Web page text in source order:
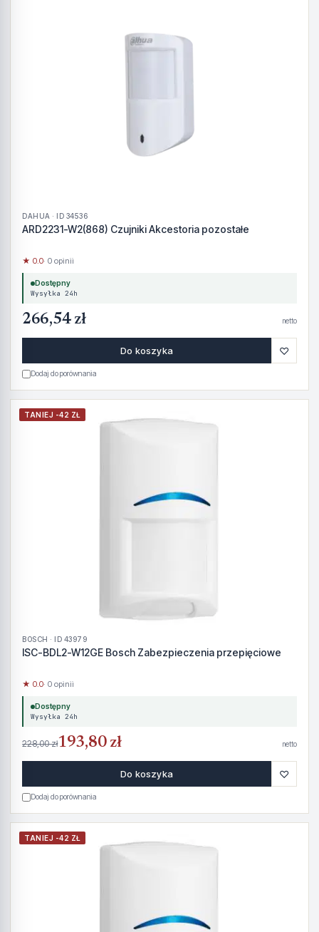
DAHUA · ID 34536
ARD2231-W2(868) Czujniki Akcestoria pozostałe
★ 0.0· 0 opinii
Dostępny
Wysyłka 24h
266,54 zł netto
Do koszyka ♡
Dodaj do porównania
TANIEJ -42 ZŁ
BOSCH · ID 43979
ISC-BDL2-W12GE Bosch Zabezpieczenia przepięciowe
★ 0.0· 0 opinii
Dostępny
Wysyłka 24h
228,00 zł193,80 zł netto
Do koszyka ♡
Dodaj do porównania
TANIEJ -42 ZŁ